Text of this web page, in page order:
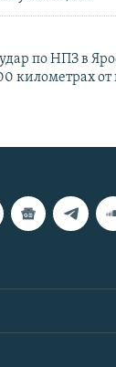
по НПЗ в
километрах